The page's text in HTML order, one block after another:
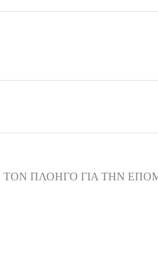
ΤΟΝ ΠΛΟΗΓΌ ΓΙΑ ΤΗΝ